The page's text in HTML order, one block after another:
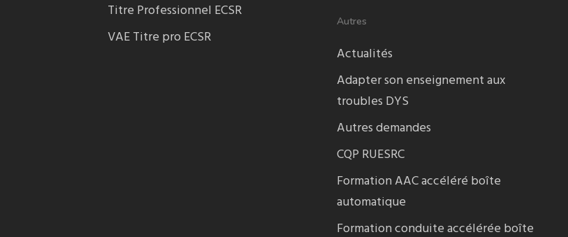
Titre Professionnel ECSR
VAE Titre pro ECSR
Autres
Actualités
Adapter son enseignement aux
troubles DYS
Autres demandes
CQP RUESRC
Formation AAC accéléré boîte
automatique
Formation conduite accélérée boîte